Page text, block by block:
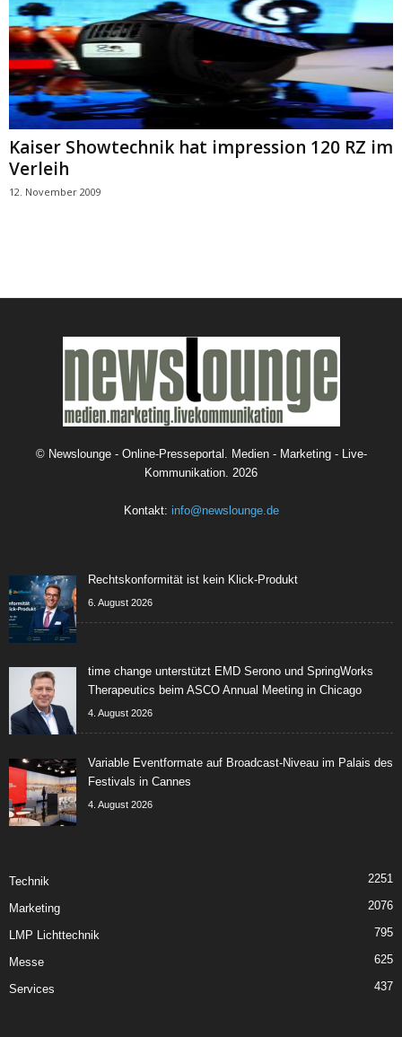
Kaiser Showtechnik hat impression 120 RZ im
Verleih
12. November 2009
© Newslounge - Online-Presseportal. Medien - Marketing - Live-
Kommunikation. 2026
Kontakt: info@newslounge.de
Rechtskonformität ist kein Klick-Produkt
6. August 2026
time change unterstützt EMD Serono und SpringWorks
Therapeutics beim ASCO Annual Meeting in Chicago
4. August 2026
Variable Eventformate auf Broadcast-Niveau im Palais des
Festivals in Cannes
4. August 2026
Technik 2251
Marketing 2076
LMP Lichttechnik 795
Messe 625
Services 437